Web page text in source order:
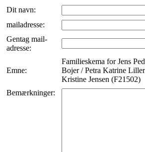
Dit navn:
mailadresse:
Gentag mail-
adresse:
Emne:
Familieskema for Jens
Bojer / Petra Katrine
Kristine Jensen (F21502)
Bemærkninger: